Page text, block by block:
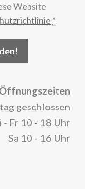
Website
*
Öffnungszeiten
geschlossen
- Fr 10 - 18 Uhr
Sa 10 - 16 Uhr